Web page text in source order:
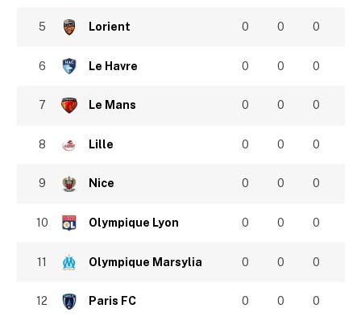
5 Lorient 0 0 0
6 Le Havre 0 0 0
7 Le Mans 0 0 0
8 Lille 0 0 0
9 Nice 0 0 0
10 Olympique Lyon 0 0 0
11 Olympique Marsylia 0 0 0
12 Paris FC 0 0 0